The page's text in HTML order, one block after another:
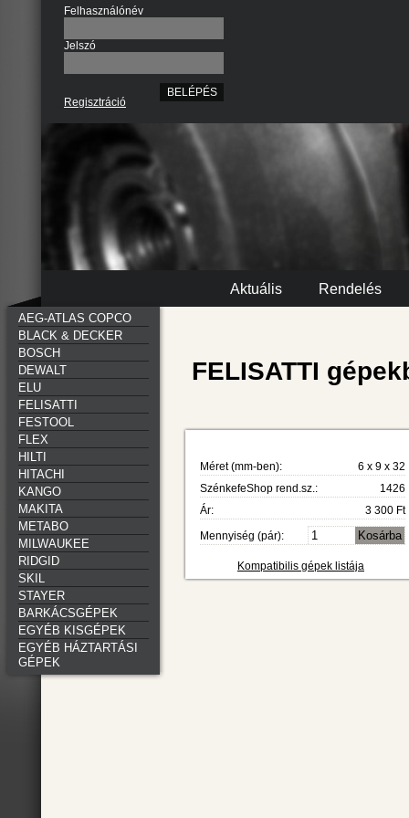
Felhasználónév
Jelszó
Regisztráció
Aktuális Rendelés
AEG-ATLAS COPCO
BLACK & DECKER
BOSCH
DEWALT
ELU
FELISATTI
FESTOOL
FLEX
HILTI
HITACHI
KANGO
MAKITA
METABO
MILWAUKEE
RIDGID
SKIL
STAYER
BARKÁCSGÉPEK
EGYÉB KISGÉPEK
EGYÉB HÁZTARTÁSI
GÉPEK
FELISATTI
Méret (mm-ben):
6 x 9 x 32
SzénkefeShop rend.sz.:
1426
Ár:
3 300 Ft
Mennyiség (pár):
Kompatibilis gépek listája